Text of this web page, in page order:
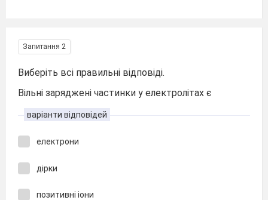
Запитання 2
Виберіть всі правильні відповіді.
Вільні заряджені частинки у електролітах є
варіанти відповідей
електрони
дірки
позитивні іони